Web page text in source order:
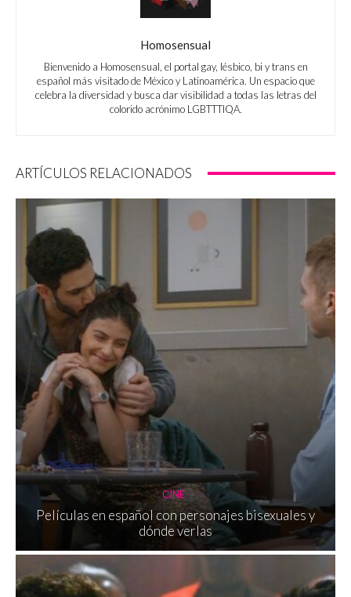
Homosensual
Bienvenido a Homosensual, el portal gay, lésbico, bi y trans en
español más visitado de México y Latinoamérica. Un espacio que
celebra la diversidad y busca dar visibilidad a todas las letras del
colorido acrónimo LGBTTTIQA.
ARTÍCULOS RELACIONADOS
CINE
Películas en español con personajes bisexuales y
dónde verlas